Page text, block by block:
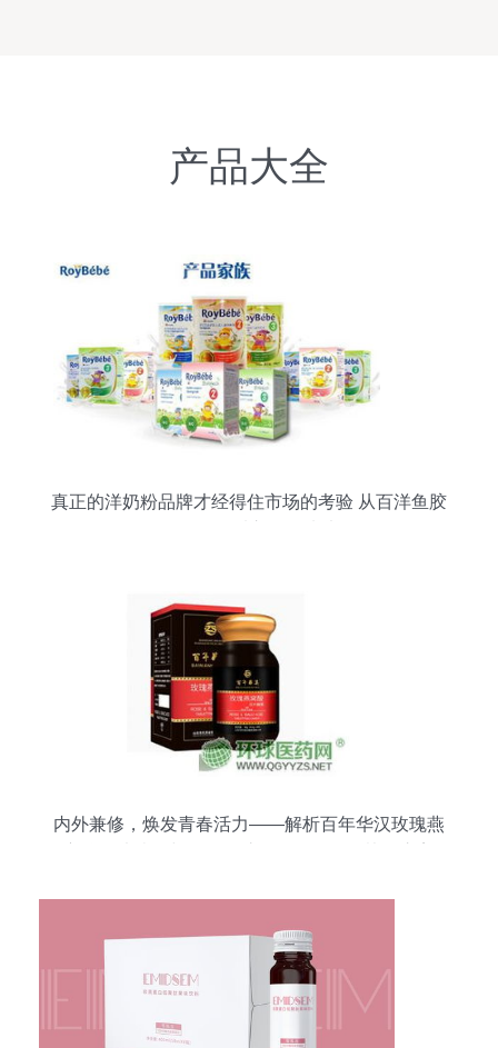
产品大全
真正的洋奶粉品牌才经得住市场的考验 从百洋鱼胶
内外兼修，焕发青春活力——解析百年华汉玫瑰燕